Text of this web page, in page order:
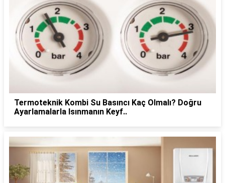
Termoteknik Kombi Su Basıncı Kaç Olmalı? Doğru
Ayarlamalarla Isınmanın Keyf..